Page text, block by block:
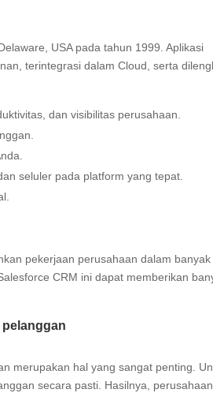
USA pada tahun 1999. Aplikasi
terintegrasi dalam Cloud, serta
dan visibilitas perusahaan.
seluler pada platform yang tepat.
pekerjaan perusahaan dalam banyak
CRM ini dapat memberikan
merupakan hal yang sangat penting.
secara pasti. Hasilnya, perusahaan